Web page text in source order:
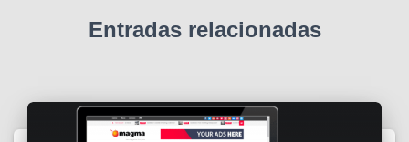
Entradas relacionadas